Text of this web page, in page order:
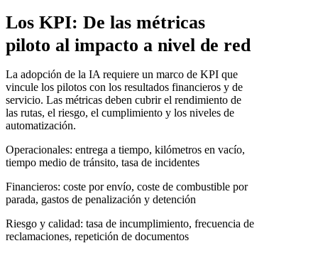
Los KPI: De las métricas
piloto al impacto a nivel de red
La adopción de la IA requiere un marco de KPI que
vincule los pilotos con los resultados financieros y de
servicio. Las métricas deben cubrir el rendimiento de
las rutas, el riesgo, el cumplimiento y los niveles de
automatización.
Operacionales: entrega a tiempo, kilómetros en vacío,
tiempo medio de tránsito, tasa de incidentes
Financieros: coste por envío, coste de combustible por
parada, gastos de penalización y detención
Riesgo y calidad: tasa de incumplimiento, frecuencia de
reclamaciones, repetición de documentos